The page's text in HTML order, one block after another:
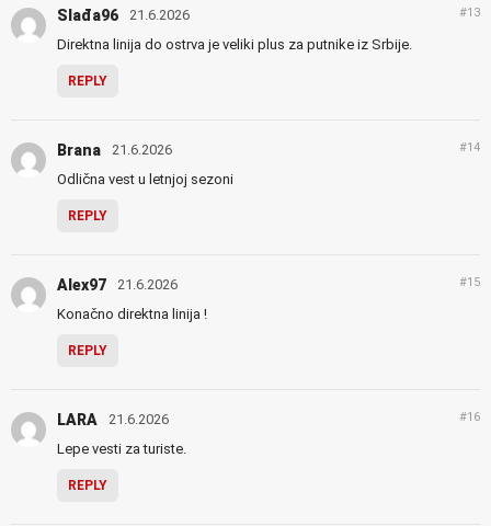
Slađa96 21.6.2026 #13
Direktna linija do ostrva je veliki plus za putnike iz Srbije.
REPLY
Brana 21.6.2026 #14
Odlična vest u letnjoj sezoni
REPLY
Alex97 21.6.2026 #15
Konačno direktna linija !
REPLY
LARA 21.6.2026 #16
Lepe vesti za turiste.
REPLY